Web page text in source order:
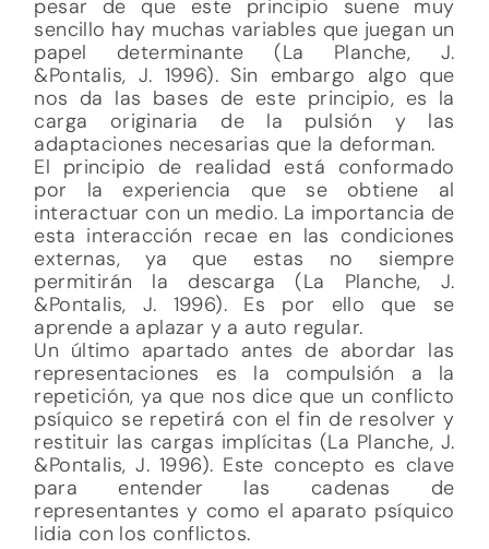
pesar de que este principio suene muy
sencillo hay muchas variables que juegan un
papel determinante (La Planche, J.
&Pontalis, J. 1996). Sin embargo algo que
nos da las bases de este principio, es la
carga originaria de la pulsión y las
adaptaciones necesarias que la deforman.
El principio de realidad está conformado
por la experiencia que se obtiene al
interactuar con un medio. La importancia de
esta interacción recae en las condiciones
externas, ya que estas no siempre
permitirán la descarga (La Planche, J.
&Pontalis, J. 1996). Es por ello que se
aprende a aplazar y a auto regular.
Un último apartado antes de abordar las
representaciones es la compulsión a la
repetición, ya que nos dice que un conflicto
psíquico se repetirá con el fin de resolver y
restituir las cargas implícitas (La Planche, J.
&Pontalis, J. 1996). Este concepto es clave
para entender las cadenas de
representantes y como el aparato psíquico
lidia con los conflictos.